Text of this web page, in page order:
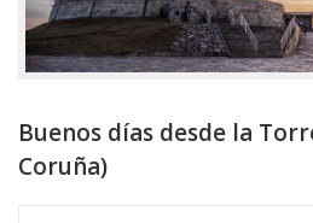
Buenos días desde la
Coruña)